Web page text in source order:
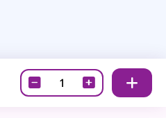
Disainpaber-
Chocolate